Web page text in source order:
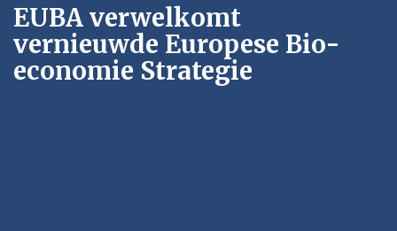
EUBA verwelkomt
vernieuwde Europese Bio-
economie Strategie